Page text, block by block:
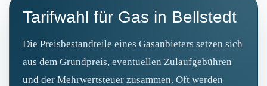
Tarifwahl für Gas in Bellstedt
Die Preisbestandteile eines Gasanbieters setzen sich
aus dem Grundpreis, eventuellen Zulaufgebühren
und der Mehrwertsteuer zusammen. Oft werden